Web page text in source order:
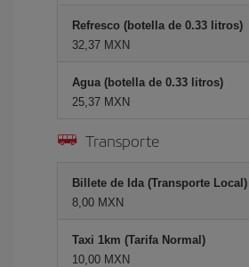
Refresco (botella de 0.33 litros)
32,37 MXN
Agua (botella de 0.33 litros)
25,37 MXN
Transporte
Billete de Ida (Transporte Local)
8,00 MXN
Taxi 1km (Tarifa Normal)
10,00 MXN